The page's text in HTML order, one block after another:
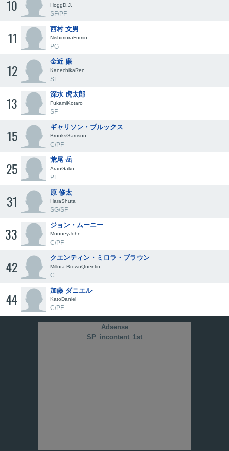
10 HoggD.J.
SF/PF
11 西村 文男
NishimuraFumio
PG
12 金近 廉
KanechikaRen
SF
13 深水 虎太郎
FukamiKotaro
SF
15 ギャリソン・ブルックス
BrooksGarrison
C/PF
25 荒尾 岳
AraoGaku
PF
31 原 修太
HaraShuta
SG/SF
33 ジョン・ムーニー
MooneyJohn
C/PF
42 クエンティン・ミロラ・ブラウン
Millora-BrownQuentin
C
44 加藤 ダニエル
KatoDaniel
C/PF
Adsense
SP_incontent_1st